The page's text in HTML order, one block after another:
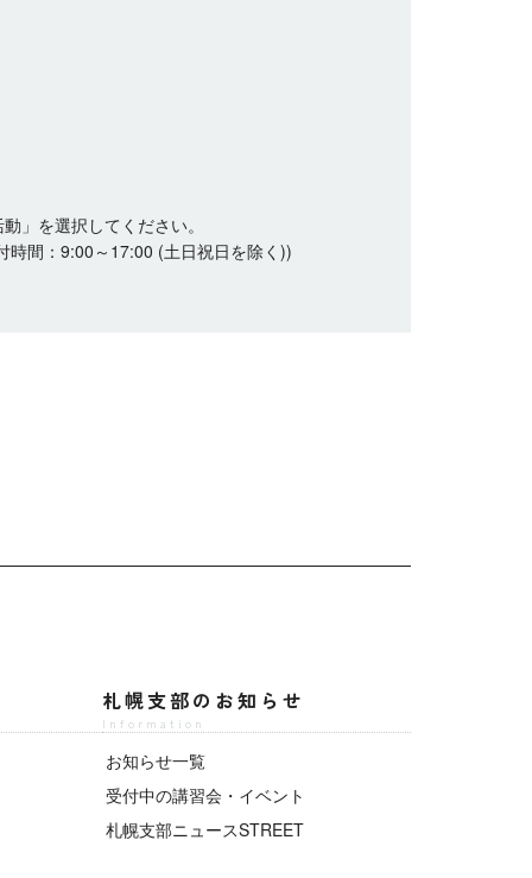
」を選択してください。
時間：9:00～17:00 (土日祝日を除く))
札幌支部のお知らせ
Information
お知らせ一覧
受付中の講習会・イベント
札幌支部ニュースSTREET